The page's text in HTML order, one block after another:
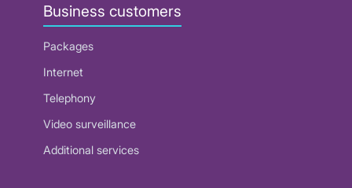
Business customers
Packages
Internet
Telephony
Video surveillance
Additional services